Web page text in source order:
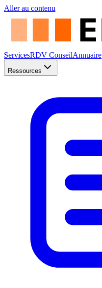
Aller au contenu
ServicesRDV ConseilAnnuaire
Ressources